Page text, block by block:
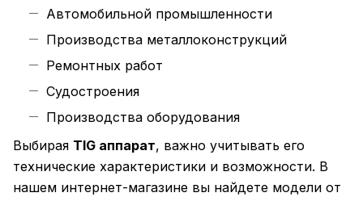
Автомобильной промышленности
Производства металлоконструкций
Ремонтных работ
Судостроения
Производства оборудования
Выбирая TIG аппарат, важно учитывать его
технические характеристики и возможности. В
нашем интернет-магазине вы найдете модели от